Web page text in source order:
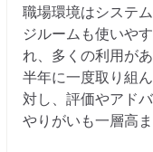
職場環境はシステ
ジルームも使いや
れ、多くの利用があ
半年に一度取り組
対し、評価やアド
やりがいも一層高ま